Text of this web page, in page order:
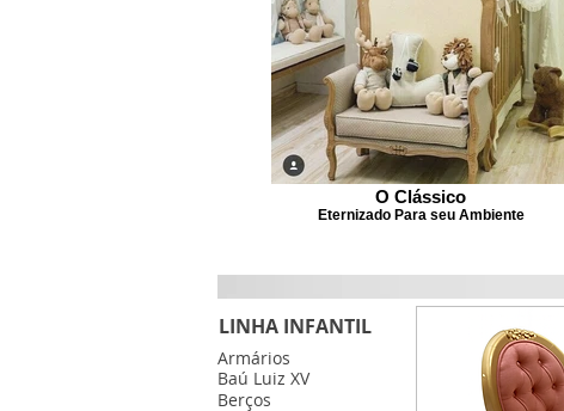
O Clássico
Eternizado Para seu Ambiente
LINHA INFANTIL
Baú Luiz XV
Berços
Armários